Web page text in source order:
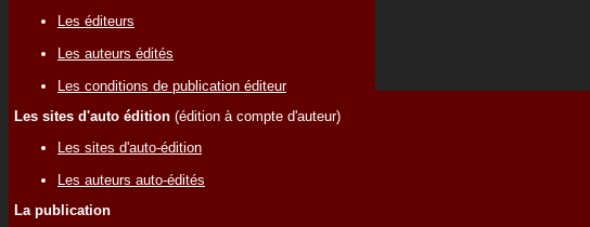
Les éditeurs
Les auteurs édités
Les conditions de publication éditeur
Les sites d'auto édition (édition à compte d'auteur)
Les sites d'auto-édition
Les auteurs auto-édités
La publication